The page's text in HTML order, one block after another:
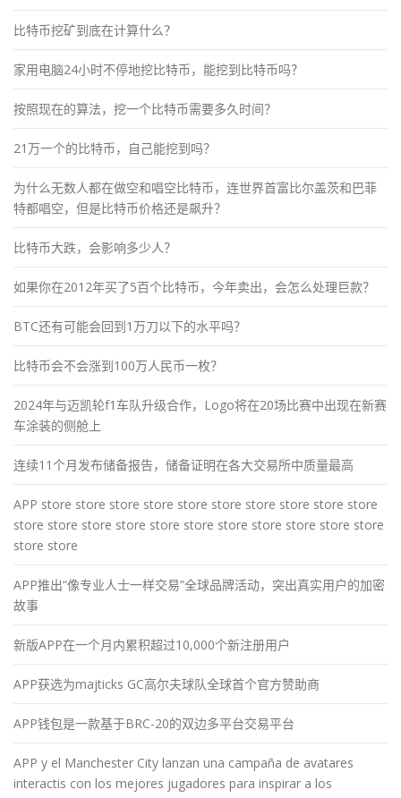
比特币挖矿到底在计算什么？
家用电脑24小时不停地挖比特币，能挖到比特币吗？
按照现在的算法，挖一个比特币需要多久时间？
21万一个的比特币，自己能挖到吗？
为什么无数人都在做空和唱空比特币，连世界首富比尔盖茨和巴菲
特都唱空，但是比特币价格还是飙升？
比特币大跌，会影响多少人？
如果你在2012年买了5百个比特币，今年卖出，会怎么处理巨款？
BTC还有可能会回到1万刀以下的水平吗？
比特币会不会涨到100万人民币一枚？
2024年与迈凯轮f1车队升级合作，Logo将在20场比赛中出现在新赛
车涂装的侧舱上
连续11个月发布储备报告，储备证明在各大交易所中质量最高
APP store store store store store store store store store store
store store store store store store store store store store store
store store
APP推出“像专业人士一样交易”全球品牌活动，突出真实用户的加密
故事
新版APP在一个月内累积超过10,000个新注册用户
APP获选为majticks GC高尔夫球队全球首个官方赞助商
APP钱包是一款基于BRC-20的双边多平台交易平台
APP y el Manchester City lanzan una campaña de avatares
interactis con los mejores jugadores para inspirar a los